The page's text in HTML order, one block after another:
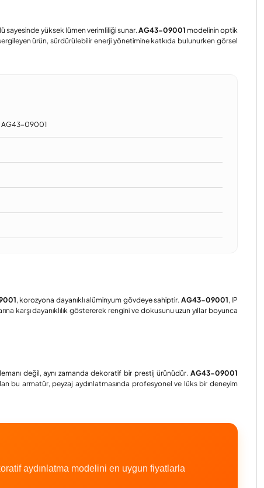
sayesinde yüksek lümen verimliliği sunar.AG43-09001 modelinin optik
ürün, sürdürülebilir enerji yönetimine katkıda bulunurken görsel
AG43-09001
, korozyona dayanıklı alüminyum gövdeye sahiptir. AG43-09001, IP
karşı dayanıklılık göstererek rengini ve dokusunu uzun yıllar boyunca
değil, aynı zamanda dekoratif bir prestij ürünüdür.AG43-09001
bu armatür, peyzaj aydınlatmasında profesyonel ve lüks bir deneyim
aydınlatma modelini en uygun fiyatlarla